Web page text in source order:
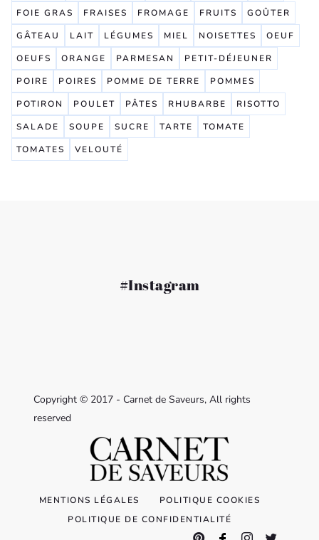
FOIE GRAS
FRAISES FROMAGE FRUITS
GOÛTER
GÂTEAU
LAIT LÉGUMES MIEL NOISETTES
OEUF
OEUFS
ORANGE PARMESAN
PETIT-DÉJEUNER
POIRE
POIRES POMME DE TERRE
POMMES
POTIRON
POULET PÂTES RHUBARBE
RISOTTO
SALADE
SOUPE SUCRE TARTE
TOMATE
TOMATES
VELOUTÉ
#Instagram
Copyright © 2017 - Carnet de Saveurs, All rights
reserved
MENTIONS LÉGALES
POLITIQUE COOKIES
POLITIQUE DE CONFIDENTIALITÉ